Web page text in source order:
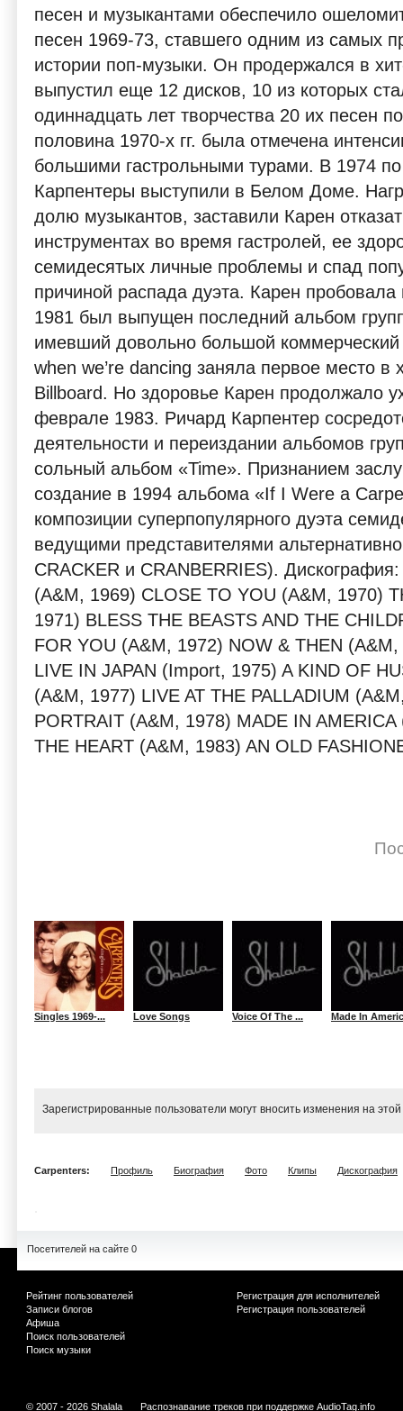
песен и музыкантами обеспечило
песен 1969-73, ставшего одним из самых
истории поп-музыки. Он продержался в
выпустил еще 12 дисков, 10 из которых
одиннадцать лет творчества 20 их песен
половина 1970-х гг. была отмечена
большими гастрольными турами. В 1974
Карпентеры выступили в Белом Доме.
долю музыкантов, заставили Карен
инструментах во время гастролей, ее
семидесятых личные проблемы и спад
причиной распада дуэта. Карен пробовала
1981 был выпущен последний альбом
имевший довольно большой
when we’re dancing заняла первое место в
Billboard. Но здоровье Карен продолжало
феврале 1983. Ричард Карпентер
деятельности и переиздании альбомов
сольный альбом «Time». Признанием
создание в 1994 альбома «If I Were a
композиции суперпопулярного дуэта
ведущими представителями
CRACKER и CRANBERRIES).
(A&M, 1969) CLOSE TO YOU (A&M, 1970)
1971) BLESS THE BEASTS AND THE
FOR YOU (A&M, 1972) NOW & THEN
LIVE IN JAPAN (Import, 1975) A KIND OF
(A&M, 1977) LIVE AT THE PALLADIUM
PORTRAIT (A&M, 1978) MADE IN
THE HEART (A&M, 1983) AN OLD
Singles 1969-... Love Songs Voice Of The ... Made In
Зарегистрированные пользователи могут вносить изменения на
Carpenters: Профиль Биография Фото Клипы Дискография
Посетителей на сайте 0
Рейтинг пользователей
Записи блогов
Афиша
Поиск пользователей
Поиск музыки
Регистрация для исполнителей
Регистрация пользователей
© 2007 - 2026 Shalala Распознавание треков при поддержке AudioTag.info